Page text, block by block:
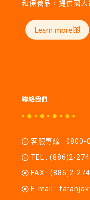
和保養品，提供國人
Learn more
聯絡我們
客服專線 : 0800-
TEL : (886)2-
FAX : (886)2-
E-mail :